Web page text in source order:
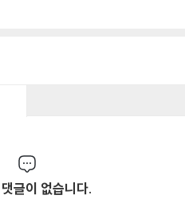
글이 없습니다.